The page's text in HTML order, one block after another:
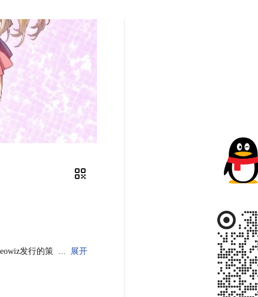
展开
发行的策
兼具竖/横屏双模式，
容的老玩家，这里都